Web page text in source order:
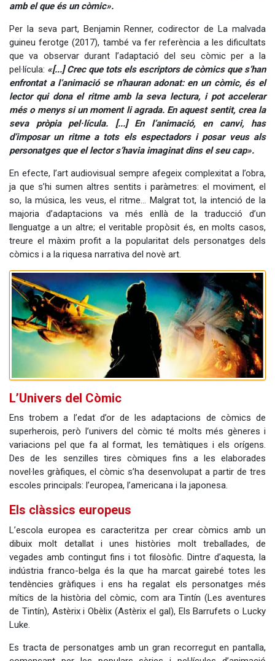
amb el que és un còmic».
Per la seva part, Benjamin Renner, codirector de La malvada
guineu ferotge (2017), també va fer referència a les dificultats
que va observar durant l’adaptació del seu còmic per a la
pel·lícula: «[...] Crec que tots els escriptors de còmics que s’han
enfrontat a l’animació se n’hauran adonat: en un còmic, és el
lector qui dona el ritme amb la seva lectura, i pot accelerar
més o menys si un moment li agrada. En aquest sentit, crea la
seva pròpia pel·lícula. [...] En l’animació, en canvi, has
d’imposar un ritme a tots els espectadors i posar veus als
personatges que el lector s’havia imaginat dins el seu cap».
En efecte, l’art audiovisual sempre afegeix complexitat a l’obra,
ja que s’hi sumen altres sentits i paràmetres: el moviment, el
so, la música, les veus, el ritme… Malgrat tot, la intenció de la
majoria d’adaptacions va més enllà de la traducció d’un
llenguatge a un altre; el veritable propòsit és, en molts casos,
treure el màxim profit a la popularitat dels personatges dels
còmics i a la riquesa narrativa del novè art.
L’Univers del Còmic
Ens trobem a l’edat d’or de les adaptacions de còmics de
superherois, però l’univers del còmic té molts més gèneres i
variacions pel que fa al format, les temàtiques i els orígens.
Des de les senzilles tires còmiques fins a les elaborades
novel·les gràfiques, el còmic s’ha desenvolupat a partir de tres
escoles principals: l’europea, l’americana i la japonesa.
Els clàssics europeus
L’escola europea es caracteritza per crear còmics amb un
dibuix molt detallat i unes històries molt treballades, de
vegades amb contingut fins i tot filosòfic. Dintre d’aquesta, la
indústria franco-belga és la que ha marcat gairebé totes les
tendències gràfiques i ens ha regalat els personatges més
mítics de la història del còmic, com ara Tintín (Les aventures
de Tintín), Astèrix i Obèlix (Astèrix el gal), Els Barrufets o Lucky
Luke.
Es tracta de personatges amb un gran recorregut en pantalla,